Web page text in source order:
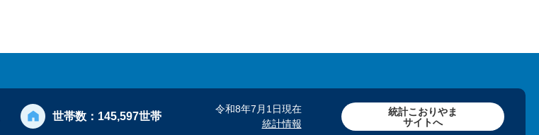
世帯数： 145,597世帯
令和8年7月1日現在
統計情報
統計こおりやま
サイトへ